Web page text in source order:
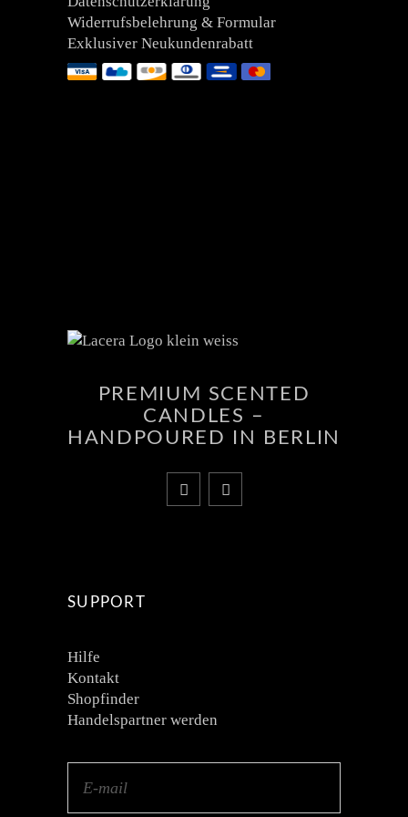
Widerrufsbelehrung & Formular
Exklusiver Neukundenrabatt
PREMIUM SCENTED
CANDLES –
HANDPOURED IN BERLIN
SUPPORT
Hilfe
Kontakt
Shopfinder
Handelspartner werden